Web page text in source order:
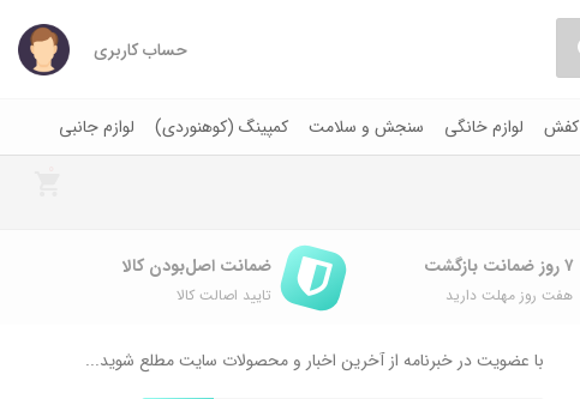
حساب کاربری
کفش لوازم خانگی سنجش و سلامت کمپینگ (کوهنوردی) لوازم جانبی
۷ روز ضمانت بازگشت
هفت روز مهلت دارید
ضمانت اصل‌بودن کالا
تایید اصالت کالا
با عضویت در خبرنامه از آخرین اخبار و محصولات سایت مطلع شوید...